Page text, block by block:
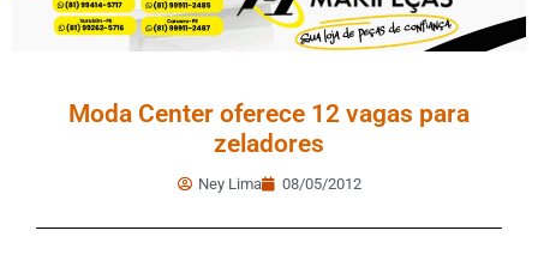
Moda Center oferece 12 vagas para
zeladores
Ney Lima 08/05/2012